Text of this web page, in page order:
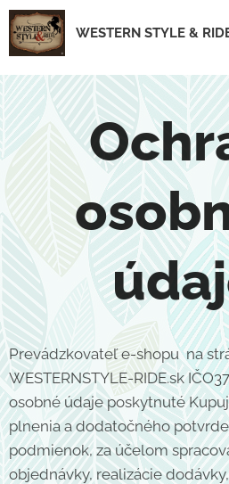
WESTERN STYLE &
Prevádzkovateľ e-shopu na
WESTERNSTYLE-RIDE.sk
osobné údaje poskytnuté
plnenia a dodatočného
podmienok, za účelom
objednávky, realizácie